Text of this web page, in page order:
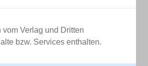
vom Verlag und Dritten
bzw. Services enthalten.